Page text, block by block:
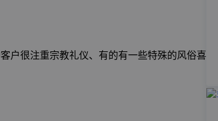
户很注重宗教礼仪、有的有一些特殊的风俗喜